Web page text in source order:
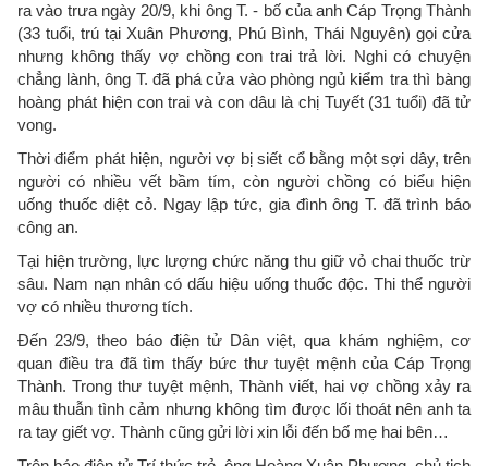
ra vào trưa ngày 20/9, khi ông T. - bố của anh Cáp Trọng Thành
(33 tuổi, trú tại Xuân Phương, Phú Bình, Thái Nguyên) gọi cửa
nhưng không thấy vợ chồng con trai trả lời. Nghi có chuyện
chẳng lành, ông T. đã phá cửa vào phòng ngủ kiểm tra thì bàng
hoàng phát hiện con trai và con dâu là chị Tuyết (31 tuổi) đã tử
vong.
Thời điểm phát hiện, người vợ bị siết cổ bằng một sợi dây, trên
người có nhiều vết bầm tím, còn người chồng có biểu hiện
uống thuốc diệt cỏ. Ngay lập tức, gia đình ông T. đã trình báo
công an.
Tại hiện trường, lực lượng chức năng thu giữ vỏ chai thuốc trừ
sâu. Nam nạn nhân có dấu hiệu uống thuốc độc. Thi thể người
vợ có nhiều thương tích.
Đến 23/9, theo báo điện tử Dân việt, qua khám nghiệm, cơ
quan điều tra đã tìm thấy bức thư tuyệt mệnh của Cáp Trọng
Thành. Trong thư tuyệt mệnh, Thành viết, hai vợ chồng xảy ra
mâu thuẫn tình cảm nhưng không tìm được lối thoát nên anh ta
ra tay giết vợ. Thành cũng gửi lời xin lỗi đến bố mẹ hai bên…